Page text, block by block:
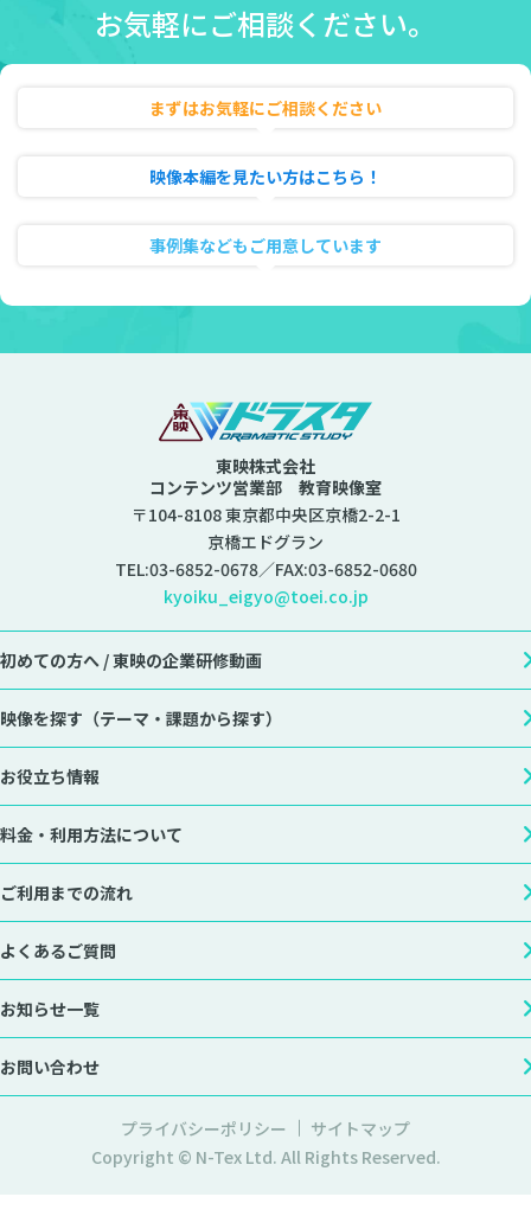
お気軽にご相談ください。
まずはお気軽にご相談ください
映像本編を見たい方はこちら！
事例集などもご用意しています
東映株式会社
コンテンツ営業部 教育映像室
〒104-8108 東京都中央区京橋2-2-1
京橋エドグラン
TEL:03-6852-0678／FAX:03-6852-0680
kyoiku_eigyo@toei.co.jp
初めての方へ /東映の企業研修動画
映像を探す （テーマ・課題から探す）
お役立ち情報
料金・利用方法について
ご利用までの流れ
よくあるご質問
お知らせ一覧
お問い合わせ
プライバシーポリシー
サイトマップ
Copyright © N-Tex Ltd. All Rights Reserved.